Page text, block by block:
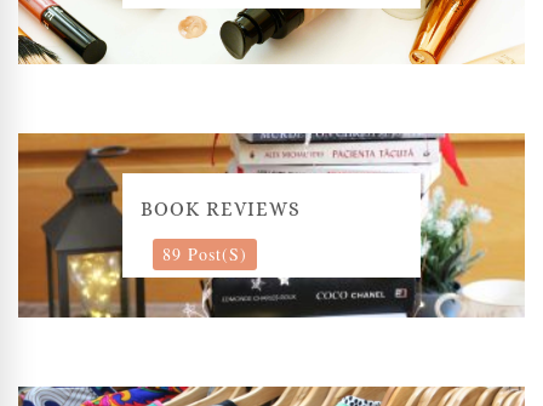
BOOK REVIEWS
89 Post(s)